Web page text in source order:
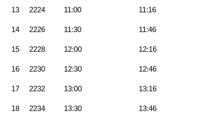
13 2224 11:00 11:16
14 2226 11:30 11:46
15 2228 12:00 12:16
16 2230 12:30 12:46
17 2232 13:00 13:16
18 2234 13:30 13:46